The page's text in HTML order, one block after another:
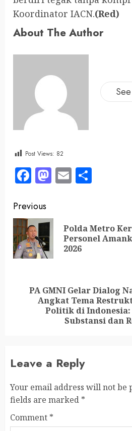
Koordinator IACN.(Red)
About The Author
Post Views: 82
Facebook
Mastodon
Email
Previous
Polda Metro
Personel
2026
PA GMNI Gelar Dialog
Angkat Tema
Politik di
Substansi dan
Leave a Reply
Your email address will not be
fields are marked *
Comment *